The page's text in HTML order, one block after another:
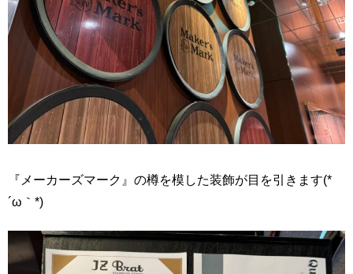
『メーカーズマーク』の樽を模した装飾が目を引きます(*
´ω｀*)